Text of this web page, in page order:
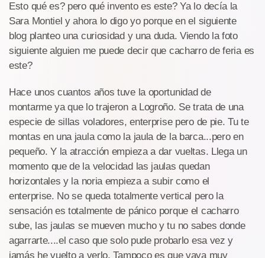
Esto qué es? pero qué invento es este? Ya lo decía la
Sara Montiel y ahora lo digo yo porque en el siguiente
blog planteo una curiosidad y una duda. Viendo la foto
siguiente alguien me puede decir que cacharro de feria es
este?
Hace unos cuantos años tuve la oportunidad de
montarme ya que lo trajeron a Logroño. Se trata de una
especie de sillas voladores, enterprise pero de pie. Tu te
montas en una jaula como la jaula de la barca...pero en
pequeño. Y la atracción empieza a dar vueltas. Llega un
momento que de la velocidad las jaulas quedan
horizontales y la noria empieza a subir como el
enterprise. No se queda totalmente vertical pero la
sensación es totalmente de pánico porque el cacharro
sube, las jaulas se mueven mucho y tu no sabes donde
agarrarte....el caso que solo pude probarlo esa vez y
jamás he vuelto a verlo. Tampoco es que vaya muy